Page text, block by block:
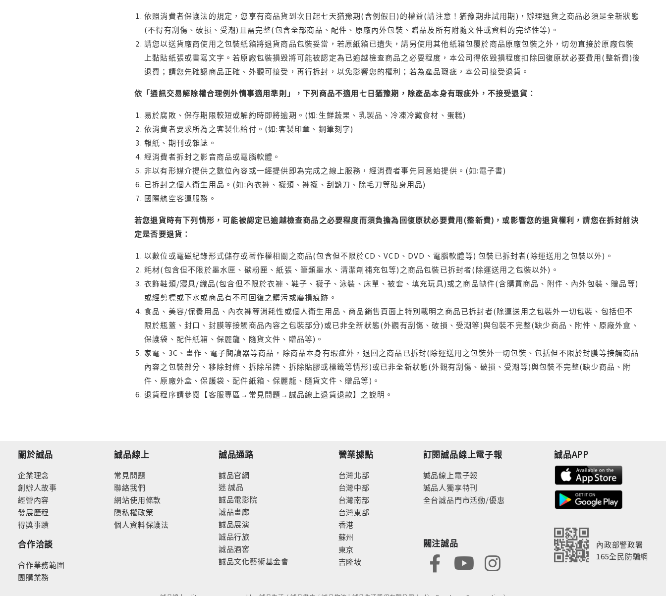
依照消費者保護法的規定，您享有商品貨到次日起七天猶豫期(含例假日)的權益(請注意！猶豫期非試用期)，辦理退貨之商品必須是全新狀態
(不得有刮傷、破損、受潮)且需完整(包含全部商品、配件、原廠內外包裝、贈品及所有附隨文件或資料的完整性等)。
請您以送貨廠商使用之包裝紙箱將退貨商品包裝妥當，若原紙箱已遺失，請另使用其他紙箱包覆於商品原廠包裝之外，切勿直接於原廠包裝
上黏貼紙張或書寫文字。若原廠包裝損毀將可能被認定為已逾越檢查商品之必要程度，本公司得依毀損程度扣除回復原狀必要費用(整新費)後
退費；請您先確認商品正確、外觀可接受，再行拆封，以免影響您的權利；若為產品瑕疵，本公司接受退貨。
依「通訊交易解除權合理例外情事適用準則」，下列商品不適用七日猶豫期，除產品本身有瑕疵外，不接受退貨：
易於腐敗、保存期限較短或解約時即將逾期。(如:生鮮蔬果、乳製品、冷凍冷藏食材、蛋糕)
依消費者要求所為之客製化給付。(如:客製印章、鋼筆刻字)
報紙、期刊或雜誌。
經消費者拆封之影音商品或電腦軟體。
非以有形媒介提供之數位內容或一經提供即為完成之線上服務，經消費者事先同意始提供。(如:電子書)
已拆封之個人衛生用品。(如:內衣褲、襪類、褲襪、刮鬍刀、除毛刀等貼身用品)
國際航空客運服務。
若您退貨時有下列情形，可能被認定已逾越檢查商品之必要程度而須負擔為回復原狀必要費用(整新費)，或影響您的退貨權利，請您在拆封前決
定是否要退貨：
以數位或電磁紀錄形式儲存或著作權相關之商品(包含但不限於CD、VCD、DVD、電腦軟體等) 包裝已拆封者(除運送用之包裝以外)。
耗材(包含但不限於墨水匣、碳粉匣、紙張、筆類墨水、清潔劑補充包等)之商品包裝已拆封者(除運送用之包裝以外)。
衣飾鞋類/寢具/織品(包含但不限於衣褲、鞋子、襪子、泳裝、床單、被套、填充玩具)或之商品缺件(含購買商品、附件、內外包裝、贈品等)
或經剪標或下水或商品有不可回復之髒污或磨損痕跡。
食品、美容/保養用品、內衣褲等消耗性或個人衛生用品、商品銷售頁面上特別載明之商品已拆封者(除運送用之包裝外一切包裝、包括但不
限於瓶蓋、封口、封膜等接觸商品內容之包裝部分)或已非全新狀態(外觀有刮傷、破損、受潮等)與包裝不完整(缺少商品、附件、原廠外盒、
保護袋、配件紙箱、保麗龍、隨貨文件、贈品等)。
家電、3C、畫作、電子閱讀器等商品，除商品本身有瑕疵外，退回之商品已拆封(除運送用之包裝外一切包裝、包括但不限於封膜等接觸商品
內容之包裝部分、移除封條、拆除吊牌、拆除貼膠或標籤等情形)或已非全新狀態(外觀有刮傷、破損、受潮等)與包裝不完整(缺少商品、附
件、原廠外盒、保護袋、配件紙箱、保麗龍、隨貨文件、贈品等)。
退貨程序請參閱【客服專區→常見問題→誠品線上退貨退款】之說明。
關於誠品
企業理念
創辦人故事
經營內容
發展歷程
得獎事蹟
合作洽談
合作業務範圍
團購業務
誠品線上
常見問題
聯絡我們
網站使用條款
隱私權政策
個人資料保護法
誠品通路
誠品官網
迷 誠品
誠品電影院
誠品畫廊
誠品展演
誠品行旅
誠品酒窖
誠品文化藝術基金會
營業據點
台灣北部
台灣中部
台灣南部
台灣東部
香港
蘇州
東京
吉隆坡
訂閱誠品線上電子報
誠品線上電子報
誠品人獨享特刊
全台誠品門市活動/優惠
關注誠品
誠品APP
內政部警政署
165全民防騙網